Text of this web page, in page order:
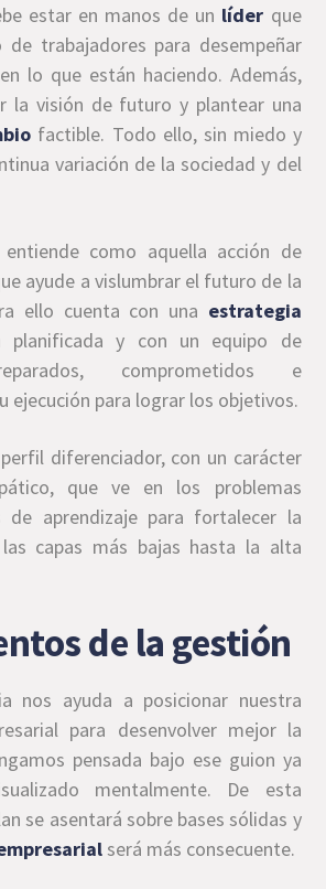
estar en manos de un líder que
trabajadores para desempeñar
lo que están haciendo. Además,
la visión de futuro y plantear una
factible. Todo ello, sin miedo y
variación de la sociedad y del
como aquella acción de
ayude a vislumbrar el futuro de la
ello cuenta con una estrategia
planificada y con un equipo de
comprometidos e
ejecución para lograr los objetivos.
diferenciador, con un carácter
que ve en los problemas
aprendizaje para fortalecer la
capas más bajas hasta la alta
de la gestión
nos ayuda a posicionar nuestra
para desenvolver mejor la
pensada bajo ese guion ya
mentalmente. De esta
se asentará sobre bases sólidas y
será más consecuente.